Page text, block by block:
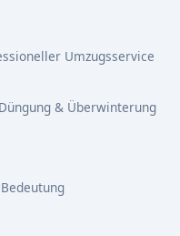
Umzugsservice
& Überwinterung